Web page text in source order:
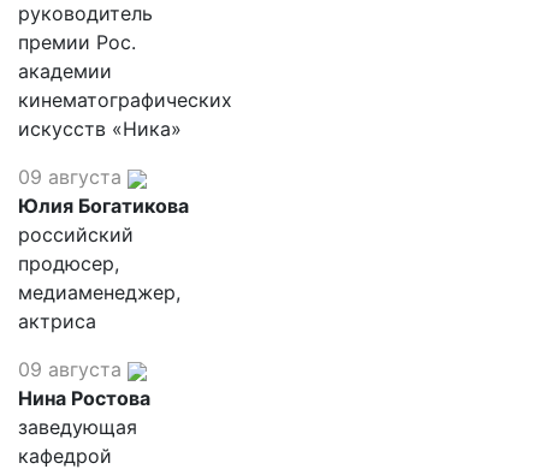
руководитель
премии Рос.
академии
кинематографических
искусств «Ника»
09 августа
Юлия Богатикова
российский
продюсер,
медиаменеджер,
актриса
09 августа
Нина Ростова
заведующая
кафедрой